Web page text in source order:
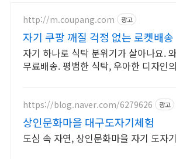
http://m.coupang.com 광고
자기 쿠팡 깨질 걱정 없는 로켓배송
자기 하나로 식탁 분위기가 살아나요.
무료배송. 평범한 식탁, 우아한 디자인
https://blog.naver.com/6279626 광고
상인문화마을 대구도자기체험
도심 속 자연, 상인문화마을 자기 도자